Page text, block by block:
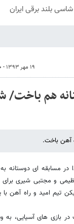
۱۹ مهر ۱۳۹۳ - ۱۴:۳۰
هم باخت/
آهن باخت.
در مسابقه ای
و مجتبی شیری
تیم امید و راه آهن
بازی های آسیایی، به